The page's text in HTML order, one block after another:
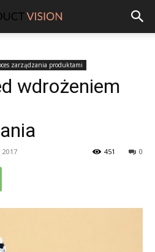
zarządzania produktami
wdrożeniem
2017 0
451